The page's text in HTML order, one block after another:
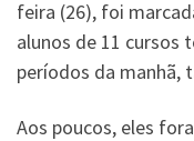
feira (26), foi
alunos de 11 cursos
períodos da manhã,
Aos poucos, eles